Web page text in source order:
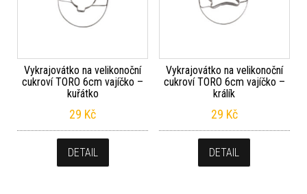
Vykrajovátko na velikonoční
cukroví TORO 6cm vajíčko –
kuřátko
29 Kč
DETAIL
Vykrajovátko na velikonoční
cukroví TORO 6cm vajíčko –
králík
29 Kč
DETAIL